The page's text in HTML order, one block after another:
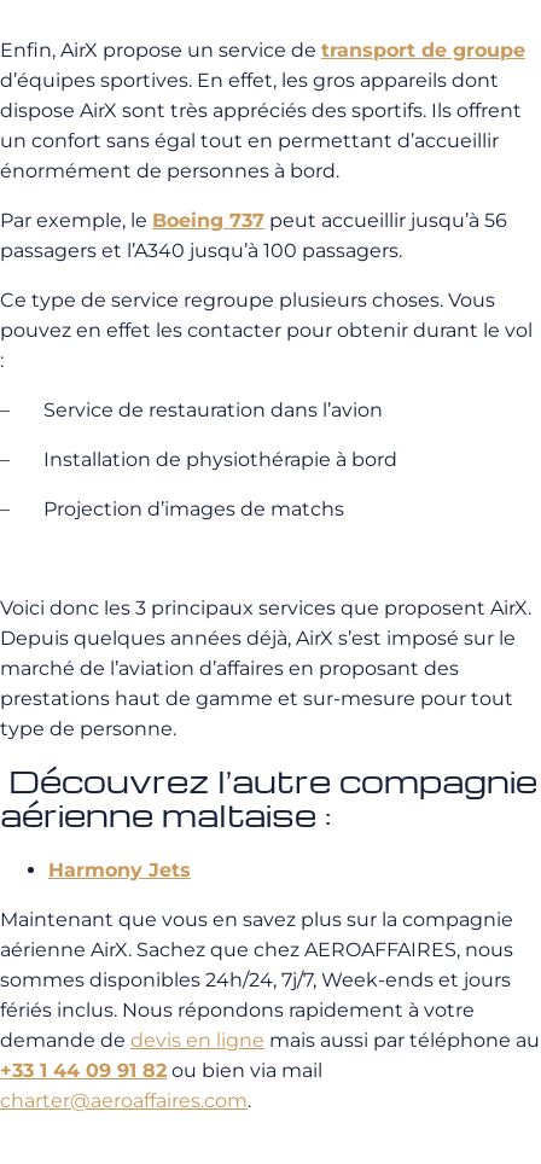
Enfin, AirX propose un service de transport de groupe
d’équipes sportives. En effet, les gros appareils dont
dispose AirX sont très appréciés des sportifs. Ils offrent
un confort sans égal tout en permettant d’accueillir
énormément de personnes à bord.
Par exemple, le Boeing 737 peut accueillir jusqu’à 56
passagers et l’A340 jusqu’à 100 passagers.
Ce type de service regroupe plusieurs choses. Vous
pouvez en effet les contacter pour obtenir durant le vol
:
– Service de restauration dans l’avion
– Installation de physiothérapie à bord
– Projection d’images de matchs
Voici donc les 3 principaux services que proposent AirX.
Depuis quelques années déjà, AirX s’est imposé sur le
marché de l’aviation d’affaires en proposant des
prestations haut de gamme et sur-mesure pour tout
type de personne.
Découvrez l’autre compagnie
aérienne maltaise :
Harmony Jets
Maintenant que vous en savez plus sur la compagnie
aérienne AirX. Sachez que chez AEROAFFAIRES, nous
sommes disponibles 24h/24, 7j/7, Week-ends et jours
fériés inclus. Nous répondons rapidement à votre
demande de devis en ligne mais aussi par téléphone au
+33 1 44 09 91 82 ou bien via mail
charter@aeroaffaires.com.